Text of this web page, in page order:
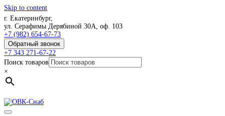
Skip to content
г. Екатеринбург,
ул. Серафимы Дерябиной 30А, оф. 103
+7 (982) 654-67-73
Обратный звонок
+7 343 271-67-22
Поиск товаров
×